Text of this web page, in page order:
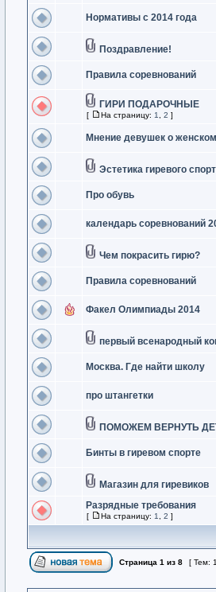
Нормативы с 2014 года
Поздравление!
Правила соревнований
ГИРИ ПОДАРОЧНЫЕ
[ На страницу: 1 2 ]
Мнение девушек о
Эстетика гиревого
Про обувь
календарь соревнований
Чем покрасить гирю?
Правила соревнований
Факел Олимпиады 2014
первый всенародный
Москва. Где найти школу
про штангетки
ПОМОЖЕМ ВЕРНУТЬ
Бинты в гиревом спорте
Магазин для гиревиков
Разрядные требования
[ На страницу: 1 2 ]
Страница 1 из 8 [ Тем: